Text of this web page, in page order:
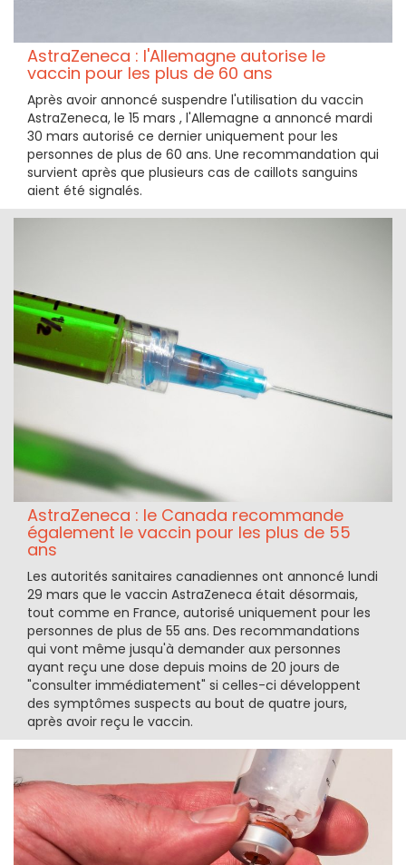
AstraZeneca : l'Allemagne autorise le
vaccin pour les plus de 60 ans
Après avoir annoncé suspendre l'utilisation du vaccin
AstraZeneca, le 15 mars , l'Allemagne a annoncé mardi
30 mars autorisé ce dernier uniquement pour les
personnes de plus de 60 ans. Une recommandation qui
survient après que plusieurs cas de caillots sanguins
aient été signalés.
AstraZeneca : le Canada recommande
également le vaccin pour les plus de 55
ans
Les autorités sanitaires canadiennes ont annoncé lundi
29 mars que le vaccin AstraZeneca était désormais,
tout comme en France, autorisé uniquement pour les
personnes de plus de 55 ans. Des recommandations
qui vont même jusqu'à demander aux personnes
ayant reçu une dose depuis moins de 20 jours de
"consulter immédiatement" si celles-ci développent
des symptômes suspects au bout de quatre jours,
après avoir reçu le vaccin.